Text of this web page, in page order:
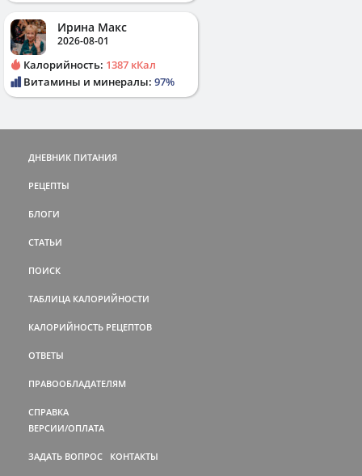
Ирина Макс
2026-08-01
Калорийность: 1387 кКал
Витамины и минералы: 97%
ДНЕВНИК ПИТАНИЯ
РЕЦЕПТЫ
БЛОГИ
СТАТЬИ
ПОИСК
ТАБЛИЦА КАЛОРИЙНОСТИ
КАЛОРИЙНОСТЬ РЕЦЕПТОВ
ОТВЕТЫ
ПРАВООБЛАДАТЕЛЯМ
СПРАВКА
ВЕРСИИ/ОПЛАТА
ЗАДАТЬ ВОПРОС КОНТАКТЫ